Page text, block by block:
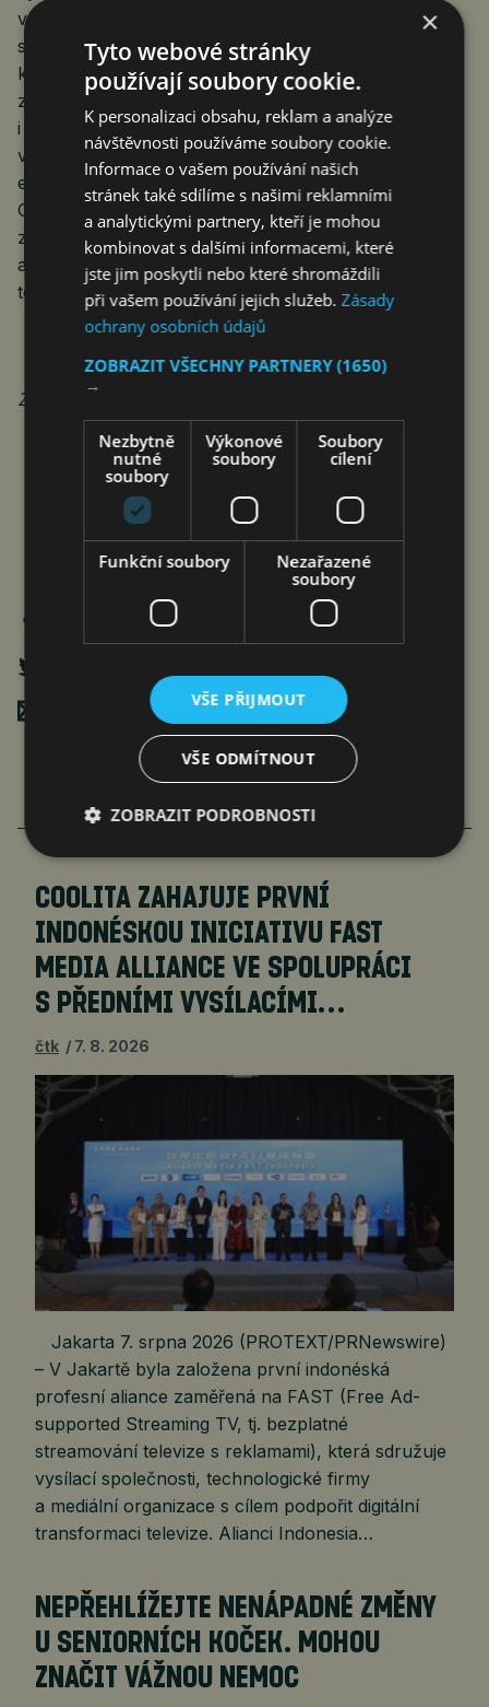
výrobní technologie německých a českých výrobců
s nadčasovým designem a precizním zpracováním,
které splňuje požadavky i těch nejnáročnějších
zákazníků. Portfolio zahrnuje moderní, klasické
i rustikální kuchyně, stejně jako osvětlení a další
vestavná řešení, vždy s důrazem na funkčnost,
estetiku a individuální přístup. Značka Kuchyně
Gorenje je součástí skupiny Hisense, jednoho
z největších světových výrobců spotřební elektroniky
a domácích spotřebičů, což jí poskytuje silné
technologické a mezinárodní zázemí.
Zdroj: Kuchyně Gorenje
Poslat mailem
COOLITA ZAHAJUJE PRVNÍ
INDONÉSKOU INICIATIVU FAST
MEDIA ALLIANCE VE SPOLUPRÁCI
S PŘEDNÍMI VYSÍLACÍMI…
čtk 7. 8. 2026
Jakarta 7. srpna 2026 (PROTEXT/PRNewswire)
– V Jakartě byla založena první indonéská
profesní aliance zaměřená na FAST (Free Ad-
supported Streaming TV, tj. bezplatné
streamování televize s reklamami), která sdružuje
vysílací společnosti, technologické firmy
a mediální organizace s cílem podpořit digitální
transformaci televize. Alianci Indonesia…
NEPŘEHLÍŽEJTE NENÁPADNÉ ZMĚNY
U SENIORNÍCH KOČEK. MOHOU
ZNAČIT VÁŽNOU NEMOC
×
Tyto webové stránky
používají soubory cookie.
K personalizaci obsahu, reklam a analýze
návštěvnosti používáme soubory cookie.
Informace o vašem používání našich
stránek také sdílíme s našimi reklamními
a analytickými partnery, kteří je mohou
kombinovat s dalšími informacemi, které
jste jim poskytli nebo které shromáždili
při vašem používání jejich služeb.Zásady
ochrany osobních údajů
ZOBRAZIT VŠECHNY PARTNERY(1650)
→
Nezbytně
nutné
soubory
Výkonové
soubory
Soubory
cílení
Funkční soubory
Nezařazené
soubory
VŠE PŘIJMOUT
VŠE ODMÍTNOUT
ZOBRAZIT PODROBNOSTI